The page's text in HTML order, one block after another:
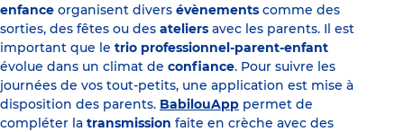
enfance organisent divers évènements comme des
sorties, des fêtes ou des ateliers avec les parents. Il est
important que le trio professionnel-parent-enfant
évolue dans un climat de confiance. Pour suivre les
journées de vos tout-petits, une application est mise à
disposition des parents. BabilouApp permet de
compléter la transmission faite en crèche avec des